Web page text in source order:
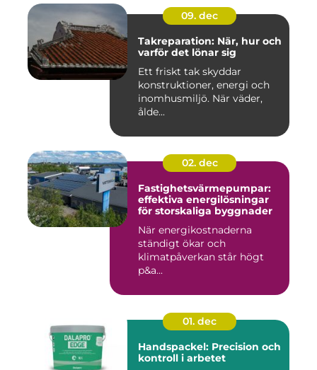
09. dec
Takreparation: När, hur och
varför det lönar sig
Ett friskt tak skyddar
konstruktioner, energi och
inomhusmiljö. När väder,
ålde...
02. dec
Fastighetsvärmepumpar:
effektiva energilösningar
för storskaliga byggnader
När energikostnaderna
ständigt ökar och
klimatpåverkan står högt
p&a...
01. dec
Handspackel: Precision och
kontroll i arbetet